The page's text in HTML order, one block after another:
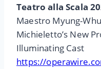
Teatro alla Scala
Maestro Myung-
Michieletto’s New
Illuminating Cast
https://